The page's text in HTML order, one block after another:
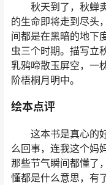
秋天到了，秋蝉卖
的生命即将走到尽头
间都是在黑暗的地下
虫三个时期。描写立
乳鸦啼散玉屏空，一
阶梧桐月明中。
绘本点评
这本书是真心的好
么回事，连我这个妈
那些节气瞬间都懂了
懂都是什么意思，有